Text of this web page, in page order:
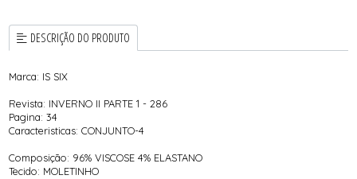
DESCRIÇÃO DO PRODUTO
Marca: IS SIX
Revista: INVERNO II PARTE 1 - 286
Pagina: 34
Caracteristicas: CONJUNTO-4
Composição: 96% VISCOSE 4% ELASTANO
Tecido: MOLETINHO